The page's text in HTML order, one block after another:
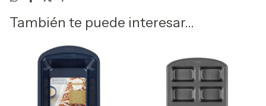
También te puede interesar...